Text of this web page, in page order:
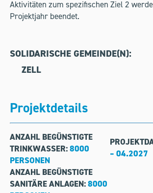
Aktivitäten zum spezifischen Ziel 2
Projektjahr beendet.
SOLIDARISCHE GEMEINDE(N):
ZELL
Projektdetails
ANZAHL BEGÜNSTIGTE
TRINKWASSER:8000
PERSONEN
ANZAHL BEGÜNSTIGTE
SANITÄRE ANLAGEN:8000
– 04.2027